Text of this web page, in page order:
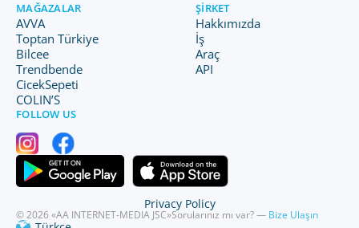
MAĞAZALAR
AVVA
Toptan Türkiye
Bilcee
Trendbende
CicekSepeti
COLIN’S
ŞIRKET
Hakkımızda
İş
Araç
API
FOLLOW US
© 2026 «AA INTERNET-MEDIA JSC»Sorularınız mı var? — Bize Ulaşın
Privacy Policy